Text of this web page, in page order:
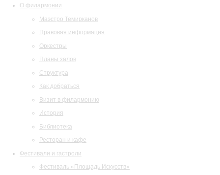
О филармонии
Маэстро Темирканов
Правовая информация
Оркестры
Планы залов
Структура
Как добраться
Визит в филармонию
История
Библиотека
Ресторан и кафе
Фестивали и гастроли
Фестиваль «Площадь Искусств»